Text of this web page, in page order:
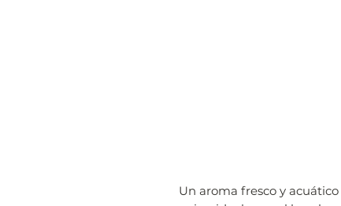
Un aroma fresco y